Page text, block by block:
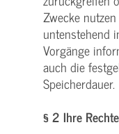
Zwecke
untenstehend
Vorgänge
auch die
Speicherdauer.
§ 2 Ihre Rechte